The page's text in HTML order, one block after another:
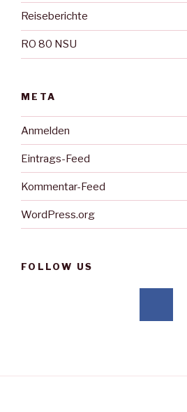
Reiseberichte
RO 80 NSU
META
Anmelden
Eintrags-Feed
Kommentar-Feed
WordPress.org
FOLLOW US